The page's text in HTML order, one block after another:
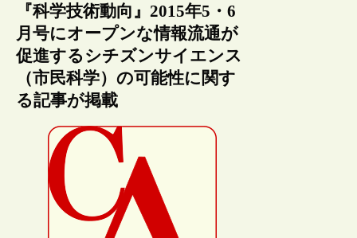
『科学技術動向』2015年5・6
月号にオープンな情報流通が
促進するシチズンサイエンス
（市民科学）の可能性に関す
る記事が掲載